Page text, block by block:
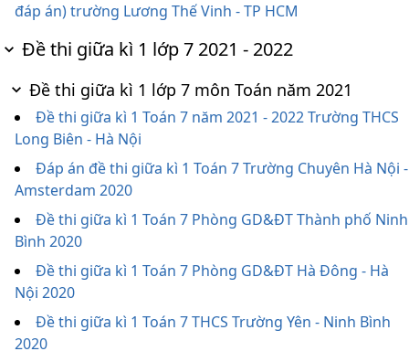
đáp án) trường Lương Thế Vinh - TP HCM
Đề thi giữa kì 1 lớp 7 2021 - 2022
Đề thi giữa kì 1 lớp 7 môn Toán năm 2021
Đề thi giữa kì 1 Toán 7 năm 2021 - 2022 Trường THCS
Long Biên - Hà Nội
Đáp án đề thi giữa kì 1 Toán 7 Trường Chuyên Hà Nội -
Amsterdam 2020
Đề thi giữa kì 1 Toán 7 Phòng GD&ĐT Thành phố Ninh
Bình 2020
Đề thi giữa kì 1 Toán 7 Phòng GD&ĐT Hà Đông - Hà
Nội 2020
Đề thi giữa kì 1 Toán 7 THCS Trường Yên - Ninh Bình
2020